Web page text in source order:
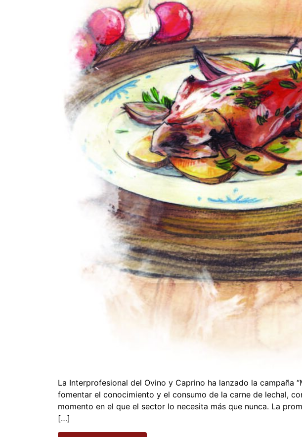
La Interprofesional del Ovino y Caprino ha lanzado la campaña
fomentar el conocimiento y el consumo de la carne de lechal,
momento en el que el sector lo necesita más que nunca. La
[…]